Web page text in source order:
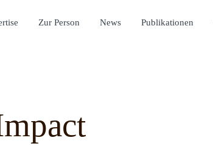
Zur Person News Publikationen